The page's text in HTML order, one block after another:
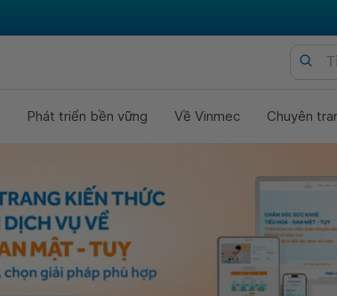
Phát triển bền vững Về Vinmec Chuyên